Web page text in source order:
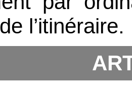
l’itinéraire.